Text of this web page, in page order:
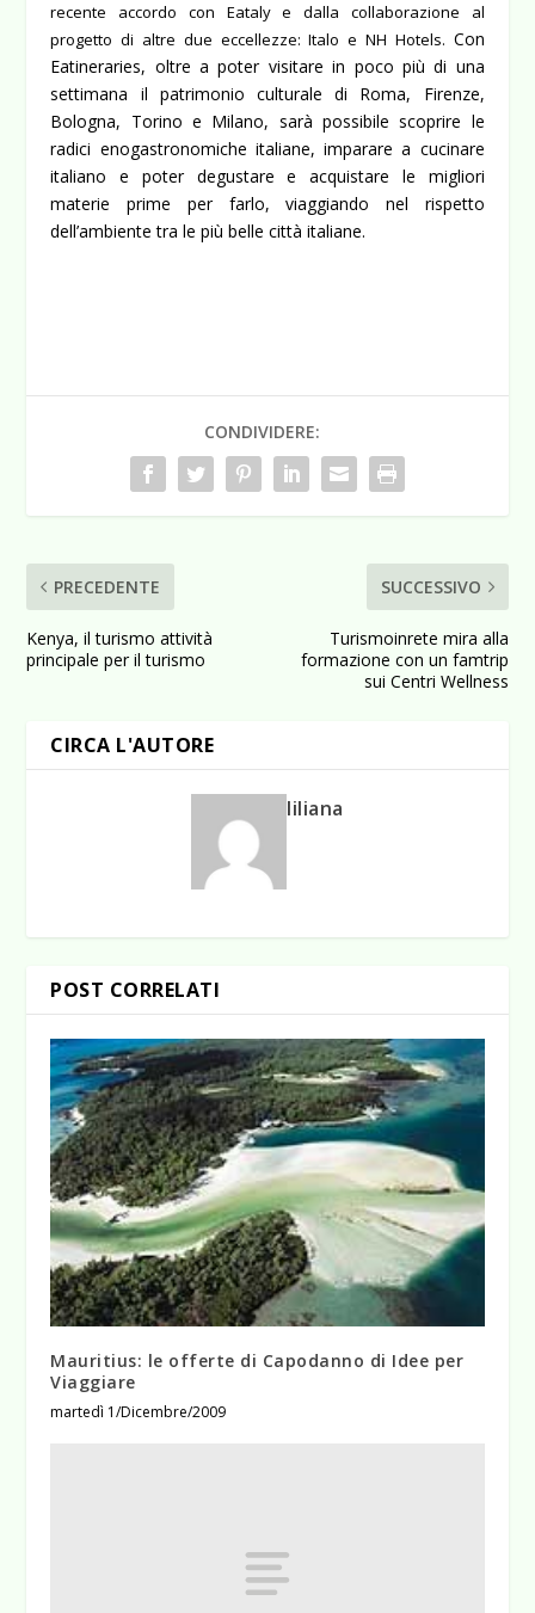
recente accordo con Eataly e dalla collaborazione al
progetto di altre due eccellezze: Italo e NH Hotels. Con
Eatineraries, oltre a poter visitare in poco più di una
settimana il patrimonio culturale di Roma, Firenze,
Bologna, Torino e Milano, sarà possibile scoprire le
radici enogastronomiche italiane, imparare a cucinare
italiano e poter degustare e acquistare le migliori
materie prime per farlo, viaggiando nel rispetto
dell’ambiente tra le più belle città italiane.
CONDIVIDERE:
PRECEDENTE
Kenya, il turismo attività
principale per il turismo
SUCCESSIVO
Turismoinrete mira alla
formazione con un famtrip
sui Centri Wellness
CIRCA L'AUTORE
liliana
POST CORRELATI
Mauritius: le offerte di Capodanno di Idee per
Viaggiare
martedì 1/Dicembre/2009